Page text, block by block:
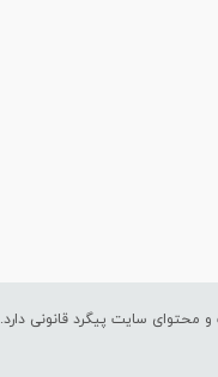
محتوای سایت پیگرد قانونی دارد.